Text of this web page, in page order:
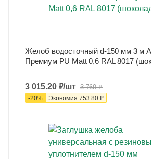
Желоб водосточный d-150 мм 3 м
Премиум PU Matt 0,6 RAL 8017
3 015.20 ₽/шт 3 769₽
-20% Экономия 753.80 ₽